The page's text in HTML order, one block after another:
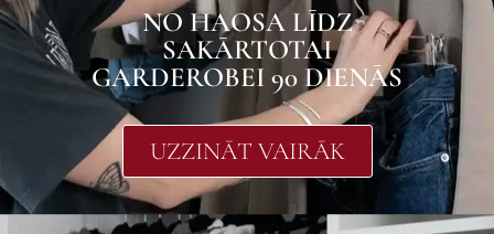
NO HAOSA LĪDZ
SAKĀRTOTAI
GARDEROBEI 90 DIENĀS
UZZINĀT VAIRĀK